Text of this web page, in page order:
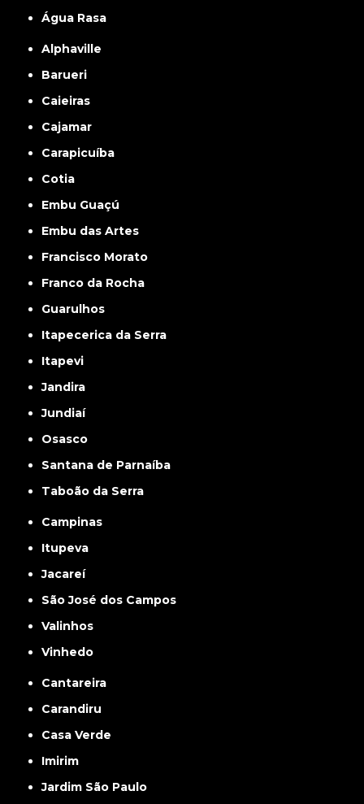
Água Rasa
Alphaville
Barueri
Caieiras
Cajamar
Carapicuíba
Cotia
Embu Guaçú
Embu das Artes
Francisco Morato
Franco da Rocha
Guarulhos
Itapecerica da Serra
Itapevi
Jandira
Jundiaí
Osasco
Santana de Parnaíba
Taboão da Serra
Campinas
Itupeva
Jacareí
São José dos Campos
Valinhos
Vinhedo
Cantareira
Carandiru
Casa Verde
Imirim
Jardim São Paulo